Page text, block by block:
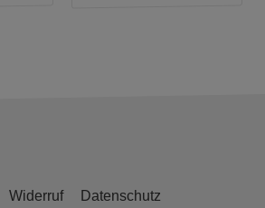
Widerruf Datenschutz